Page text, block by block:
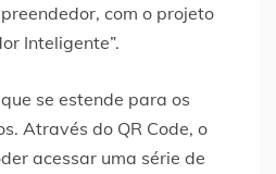
com o projeto
Inteligente”.
se estende para os
Através do QR Code, o
acessar uma série de